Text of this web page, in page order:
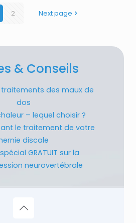
2 Next page
& Conseils
traitements des maux de
dos
– lequel choisir ?
le traitement de votre
discale
GRATUIT sur la
neurovertébrale